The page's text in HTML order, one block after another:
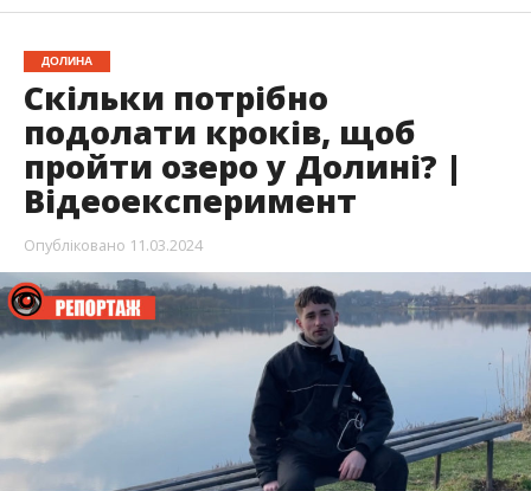
ДОЛИНА
Скільки потрібно
подолати кроків, щоб
пройти озеро у Долині? |
Відеоексперимент
Опубліковано 11.03.2024